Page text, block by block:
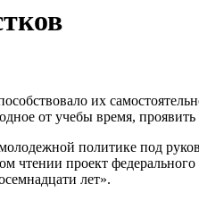
их
от учебы время, проявить
политике под
чтении проект
лет».